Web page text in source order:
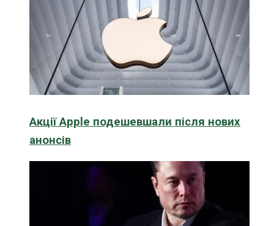
Акції Apple подешевшали після нових
анонсів